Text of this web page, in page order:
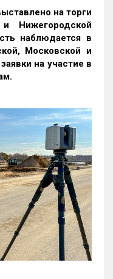
на торги
Нижегородской
наблюдается в
Московской и
на участие в
.